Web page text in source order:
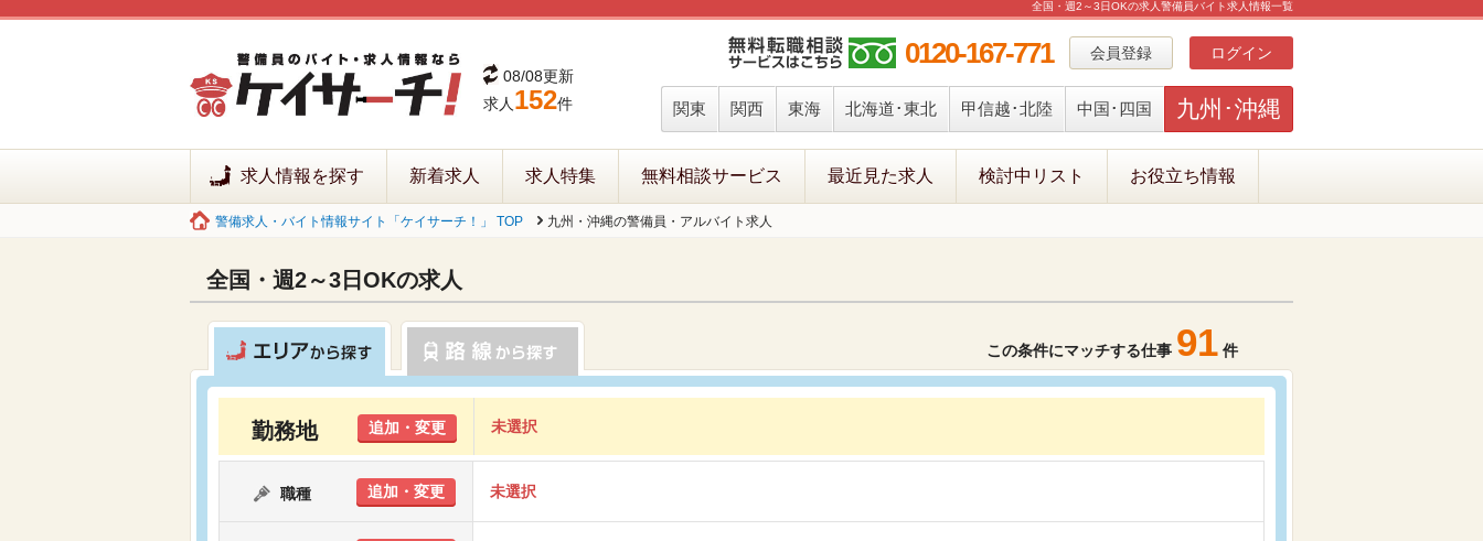
全国・週2～3日OKの求人警備員バイト求人情報一覧
08/08更新
求人 152件
会員登録 ログイン
0120-167-771
関東 関西 東海 北海道･東北 甲信越･北陸 中国･四国 九州･沖縄
求人情報を探す 新着求人 求人特集 無料相談サービス 最近見た求人 検討中リスト お役立ち情報
警備求人・バイト情報サイト「ケイサーチ！」 TOP 九州・沖縄の警備員・アルバイト求人
全国・週2～3日OKの求人
この条件にマッチする仕事 91 件
勤務地 追加・変更 未選択
職種 追加・変更 未選択